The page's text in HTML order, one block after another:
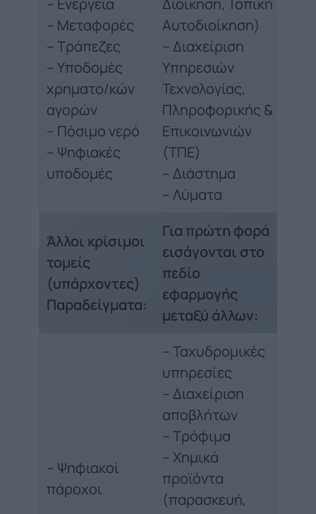
– Ενέργεια
– Μεταφορές
– Τράπεζες
– Υποδομές
χρηματο/κών
αγορών
– Πόσιμο νερό
– Ψηφιακές
υποδομές
Διοίκηση, Τοπική
Αυτοδιοίκηση)
– Διαχείριση
Υπηρεσιών
Τεχνολογίας,
Πληροφορικής &
Επικοινωνιών
(ΤΠΕ)
– Διάστημα
– Λύματα
Άλλοι κρίσιμοι
τομείς
(υπάρχοντες)
Παραδείγματα:
Για πρώτη φορά
εισάγονται στο
πεδίο
εφαρμογής
μεταξύ άλλων:
– Ψηφιακοί
πάροχοι
– Ταχυδρομικές
υπηρεσίες
– Διαχείριση
αποβλήτων
– Τρόφιμα
– Χημικά
προϊόντα
(παρασκευή,